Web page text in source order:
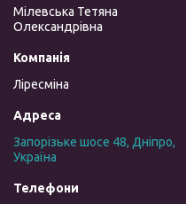
Мілевська Тетяна
Олександрівна
Ліресміна
Запорізьке шосе 48, Дніпро,
Україна